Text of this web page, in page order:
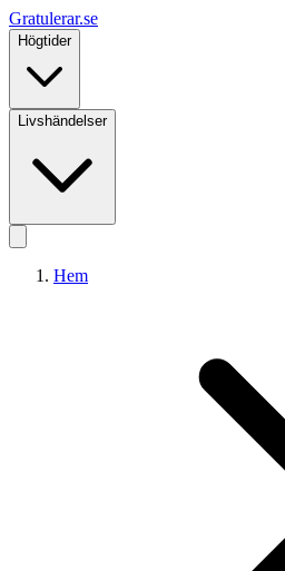
Gratulerar.se
Högtider
Livshändelser
Hem